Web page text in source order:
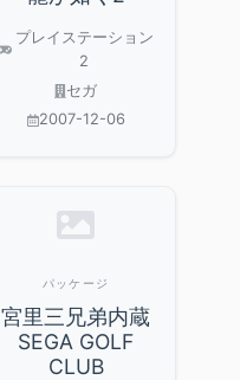
プレイステーション
2
セガ
2007-12-06
パッケージ
宮里三兄弟内蔵
SEGA GOLF
CLUB